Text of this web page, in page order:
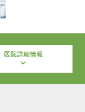
医院詳細情報